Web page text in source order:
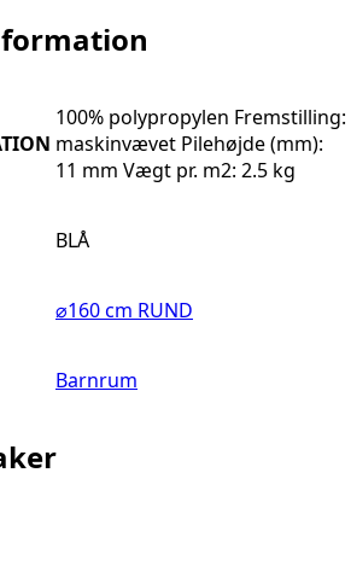
100% polypropylen Fremstilling:
maskinvævet Pilehøjde (mm):
11 mm Vægt pr. m2: 2.5 kg
BLÅ
⌀160 cm RUND
Barnrum